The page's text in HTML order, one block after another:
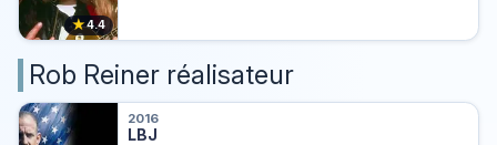
★4.4
Rob Reiner réalisateur
2016
LBJ